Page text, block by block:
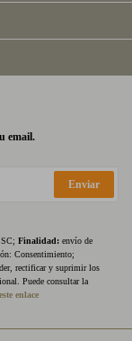
email.
Enviar
Finalidad: envío de
Consentimiento;
rectificar y suprimir los
Puede consultar la
este enlace